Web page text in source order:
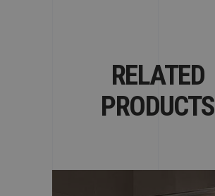
RELATED
PRODUCTS